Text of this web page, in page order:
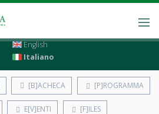
English
Italiano
[B]ACHECA [P]ROGRAMMA
E[V]ENTI [F]ILES